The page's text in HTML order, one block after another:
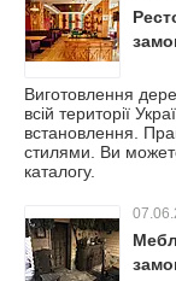
Виготовлення
всій території
встановлення.
стилями. Ви
каталогу.